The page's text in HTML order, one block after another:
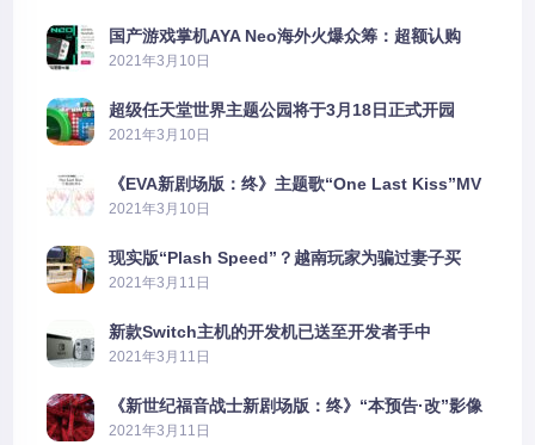
国产游戏掌机AYA Neo海外火爆众筹：超额认购
2606%
2021年3月10日
超级任天堂世界主题公园将于3月18日正式开园
2021年3月10日
《EVA新剧场版：终》主题歌“One Last Kiss”MV
公布
2021年3月10日
现实版“Plash Speed”？越南玩家为骗过妻子买
PS5上演好戏
2021年3月11日
新款Switch主机的开发机已送至开发者手中
2021年3月11日
《新世纪福音战士新剧场版：终》“本预告·改”影像
公开
2021年3月11日